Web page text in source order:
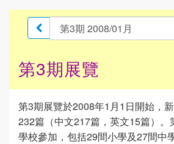
第3期展覽
第3期展覽於2008年1月1日開始，
232篇（中文217篇，英文15篇）。
學校參加，包括29間小學及27間中